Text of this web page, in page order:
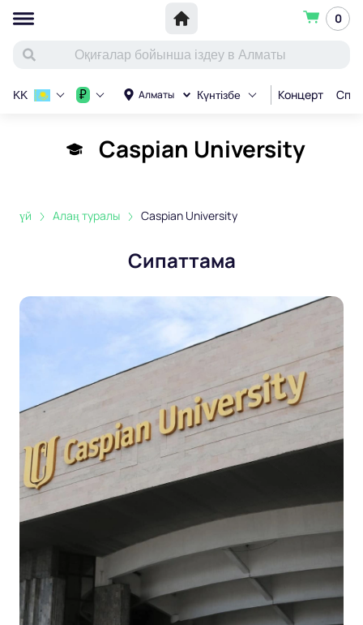
0
Алматы Күнтізбе Концерт
KK ₽
Caspian University
үй Алаң туралы Caspian University
Сипаттама